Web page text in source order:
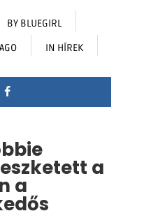
BY BLUEGIRL
IN HÍREK
a
a